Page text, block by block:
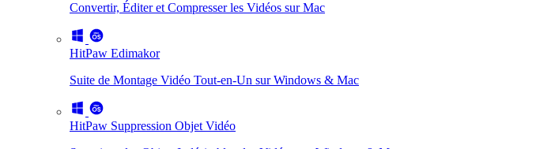
Convertir, Éditer et Compresser les Vidéos sur Mac
HitPaw Edimakor
Suite de Montage Vidéo Tout-en-Un sur Windows & Mac
HitPaw Suppression Objet Vidéo